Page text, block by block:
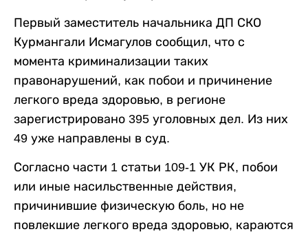
Первый заместитель начальника ДП СКО
Курмангали Исмагулов сообщил, что с
момента криминализации таких
правонарушений, как побои и причинение
легкого вреда здоровью, в регионе
зарегистрировано 395 уголовных дел. Из них
49 уже направлены в суд.
Согласно части 1 статьи 109-1 УК РК, побои
или иные насильственные действия,
причинившие физическую боль, но не
повлекшие легкого вреда здоровью, караются